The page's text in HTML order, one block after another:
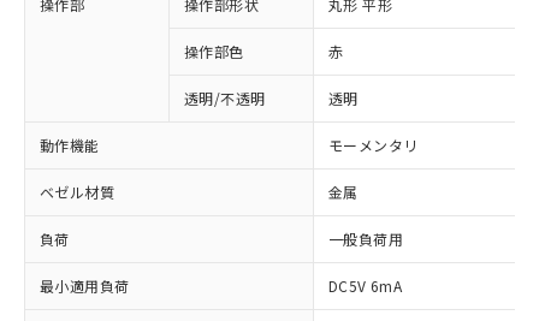
操作部 操作部形状 丸形 平形
操作部色 赤
透明/不透明 透明
動作機能 モーメンタリ
ベゼル材質 金属
負荷 一般負荷用
最小適用負荷 DC5V 6mA